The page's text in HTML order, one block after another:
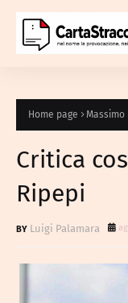
Home page Massimo
Critica
Ripepi
Luigi Palamara